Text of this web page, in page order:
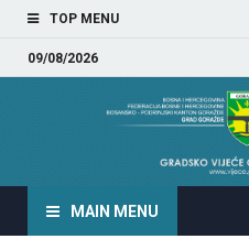
TOP MENU
09/08/2026
GRADSKO
MAIN MENU